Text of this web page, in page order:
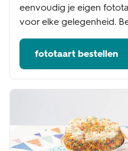
eenvoudig je eigen
voor elke gelegenheid.
fototaart bestellen